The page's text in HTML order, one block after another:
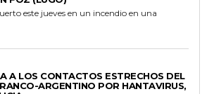
este jueves en un incendio en una
A LOS CONTACTOS ESTRECHOS DEL
ARGENTINO POR HANTAVIRUS,